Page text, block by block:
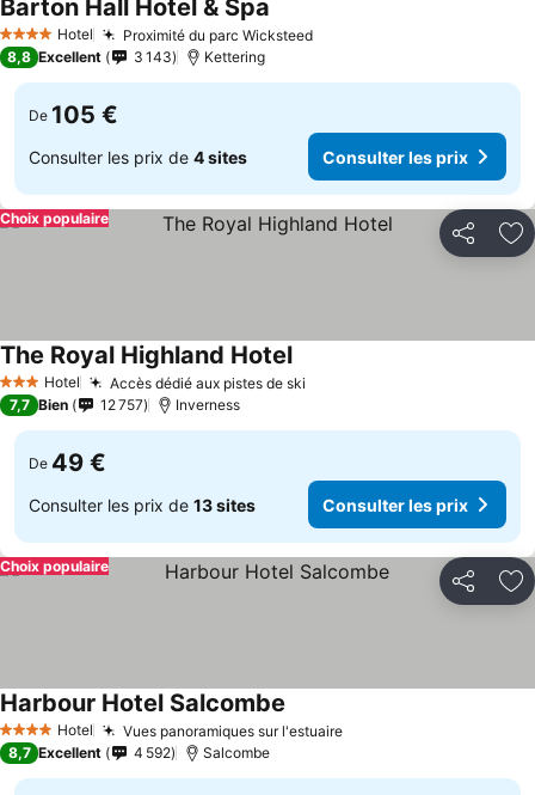
4 Étoiles Hotel Proximité du parc Wicksteed
Barton Hall Hotel & Spa
8,8 Excellent 3 143 Kettering
De 105 €
Consulter les prix de 4 sites Consulter les prix
Partager
Choix populaire
3 ÉtoilesHotel Accès dédié aux pistes de ski
The Royal Highland Hotel
7,7 Bien 12 757 Inverness
De 49 €
Consulter les prix de 13 sites Consulter les prix
Partager
Choix populaire
4 Étoiles Hotel Vues panoramiques sur l'estuaire
Harbour Hotel Salcombe
8,7 Excellent 4 592 Salcombe